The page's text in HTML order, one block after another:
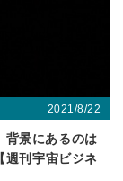
2021/8/22
景にあるのは
週刊宇宙ビジネ